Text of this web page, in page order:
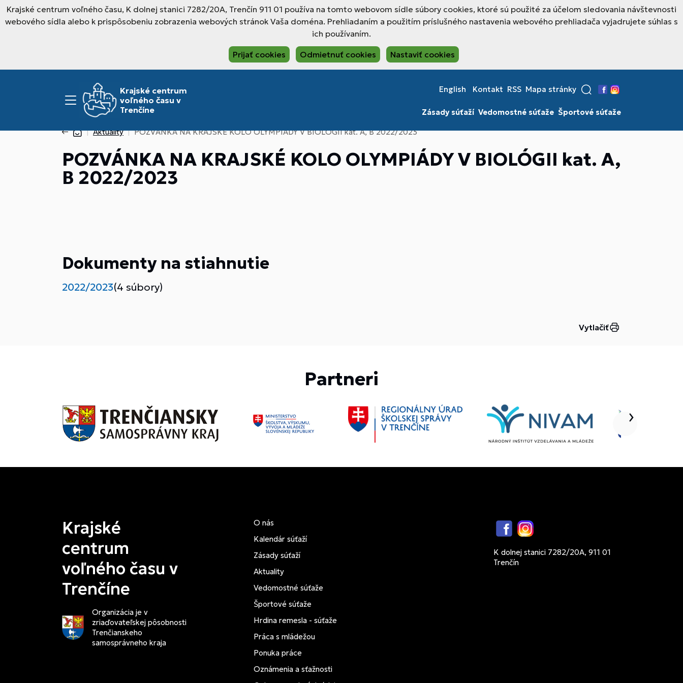
Krajské centrum voľného času, K dolnej stanici 7282/20A, Trenčín 911 01 používa na tomto webovom sídle súbory cookies, ktoré sú použité za účelom sledovania návštevnosti
webového sídla alebo k prispôsobeniu zobrazenia webových stránok Vaša doména. Prehliadaním a použitím príslušného nastavenia webového prehliadača vyjadrujete súhlas s
ich používaním.
Prijať cookies Odmietnuť cookies Nastaviť cookies
Krajské centrum
voľného času v
Trenčíne
English Kontakt RSS Mapa stránky
Facebook
Instagram
Zásady súťaží Vedomostné súťaže Športové súťaže
Aktuality POZVÁNKA NA KRAJSKÉ KOLO OLYMPIÁDY V BIOLÓGII kat. A, B 2022/2023
POZVÁNKA NA KRAJSKÉ KOLO OLYMPIÁDY V BIOLÓGII kat. A,
B 2022/2023
Dokumenty na stiahnutie
2022/2023(4 súbory)
Vytlačiť
Partneri
Krajské
centrum
voľného času v
Trenčíne
Organizácia je v
zriaďovateľskej pôsobnosti
Trenčianskeho
samosprávneho kraja
O nás
Kalendár súťaží
Zásady súťaží
Aktuality
Vedomostné súťaže
Športové súťaže
Hrdina remesla - súťaže
Práca s mládežou
Ponuka práce
Oznámenia a sťažnosti
FacebookInstagram
K dolnej stanici 7282/20A, 911 01
Trenčín